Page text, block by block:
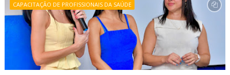
CAPACITAÇÃO DE PROFISSIONAIS DA SAÚDE